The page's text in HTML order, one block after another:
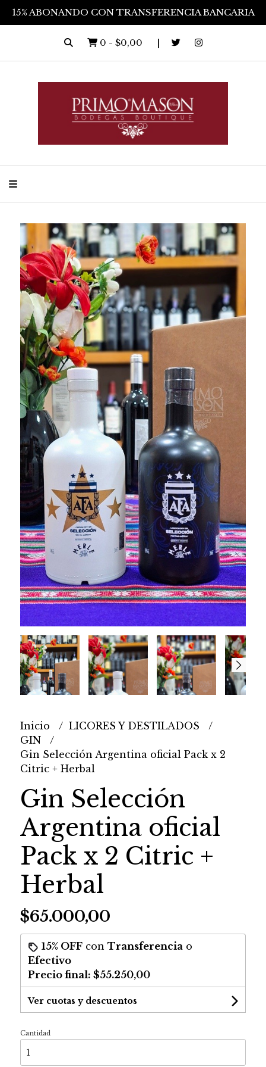
15% ABONANDO CON TRANSFERENCIA BANCARIA
0 - $0,00
Inicio
LICORES Y DESTILADOS
GIN
Gin Selección Argentina oficial Pack x 2
Citric + Herbal
Gin Selección
Argentina oficial
Pack x 2 Citric +
Herbal
$65.000,00
15% OFFcon Transferenciao
Efectivo
Precio final: $55.250,00
Ver cuotas y descuentos
Cantidad